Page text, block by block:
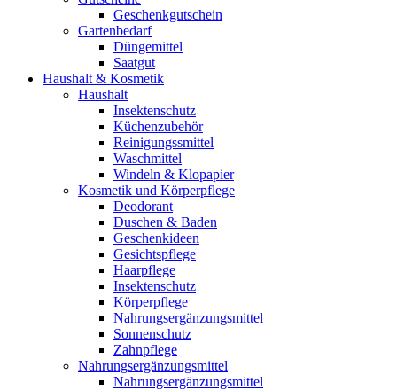
Geschenkgutschein
Gartenbedarf
Düngemittel
Saatgut
Haushalt & Kosmetik
Haushalt
Insektenschutz
Küchenzubehör
Reinigungssmittel
Waschmittel
Windeln & Klopapier
Kosmetik und Körperpflege
Deodorant
Duschen & Baden
Geschenkideen
Gesichtspflege
Haarpflege
Insektenschutz
Körperpflege
Nahrungsergänzungsmittel
Sonnenschutz
Zahnpflege
Nahrungsergänzungsmittel
Nahrungsergänzungsmittel